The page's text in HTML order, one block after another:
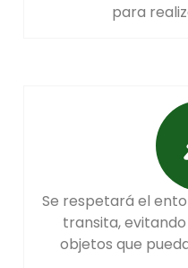
para
Se respetará el
transita,
objetos que